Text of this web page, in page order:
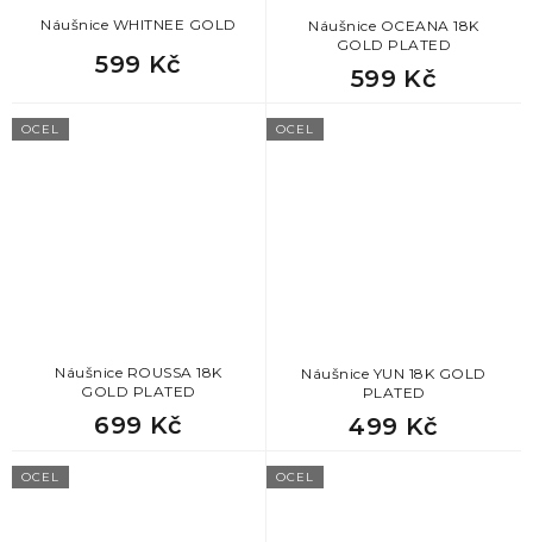
Náušnice WHITNEE GOLD
599 Kč
Náušnice OCEANA 18K
GOLD PLATED
599 Kč
OCEL
Náušnice ROUSSA 18K
GOLD PLATED
699 Kč
OCEL
Náušnice YUN 18K GOLD
PLATED
499 Kč
OCEL OCEL